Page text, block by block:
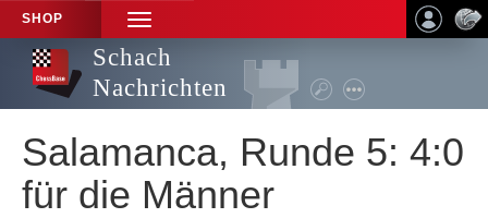
SHOP
TOGGLE
NAVIGATION
Schach
Nachrichten
Salamanca, Runde 5: 4:0
für die Männer